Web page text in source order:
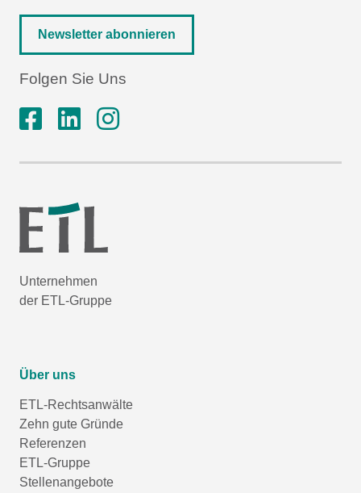
Newsletter abonnieren
Folgen Sie Uns
Unternehmen
der ETL-Gruppe
Über uns
ETL-Rechtsanwälte
Zehn gute Gründe
Referenzen
ETL-Gruppe
Stellenangebote